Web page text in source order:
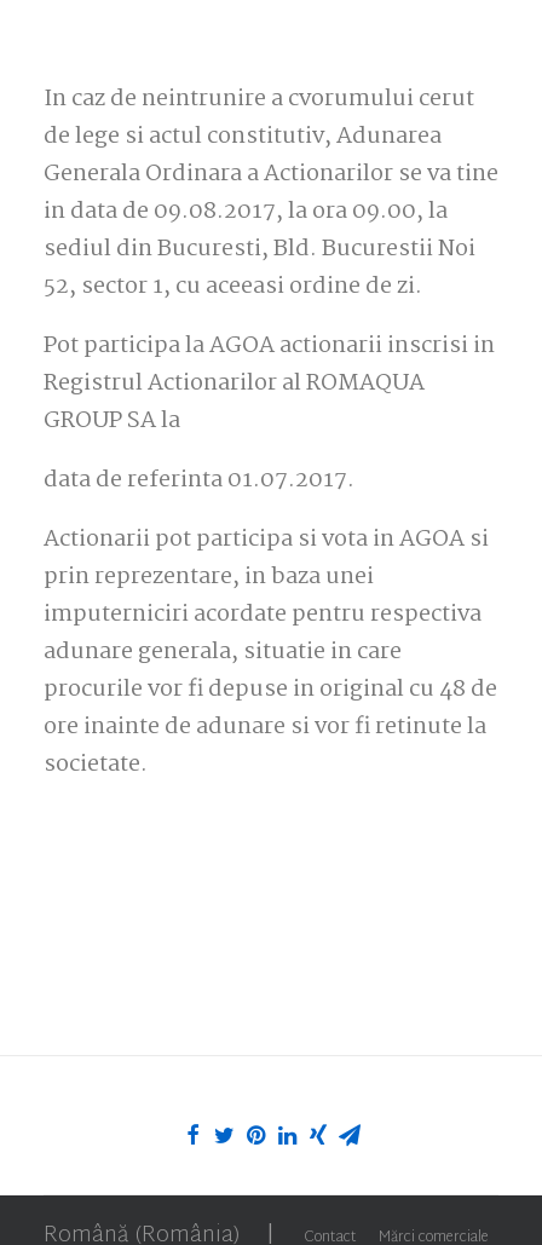
In caz de neintrunire a cvorumului cerut
de lege si actul constitutiv, Adunarea
Generala Ordinara a Actionarilor se va tine
in data de 09.08.2017, la ora 09.00, la
sediul din Bucuresti, Bld. Bucurestii Noi
52, sector 1, cu aceeasi ordine de zi.
Pot participa la AGOA actionarii inscrisi in
Registrul Actionarilor al ROMAQUA
GROUP SA la
data de referinta 01.07.2017.
Actionarii pot participa si vota in AGOA si
prin reprezentare, in baza unei
imputerniciri acordate pentru respectiva
adunare generala, situatie in care
procurile vor fi depuse in original cu 48 de
ore inainte de adunare si vor fi retinute la
societate.
Română (România) | Contact Mărci comerciale